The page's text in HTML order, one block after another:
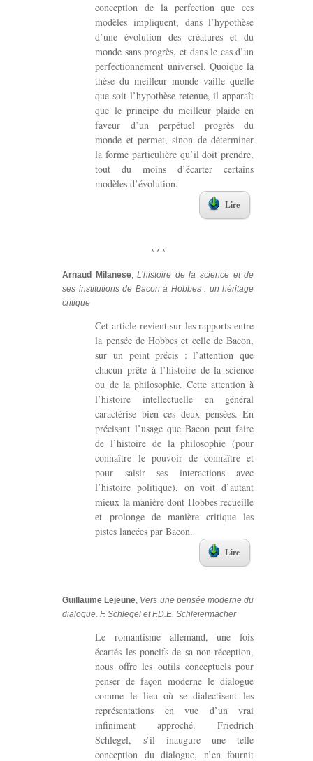
conception de la perfection que ces
modèles impliquent, dans l’hypothèse
d’une évolution des créatures et du
monde sans progrès, et dans le cas d’un
perfectionnement universel. Quoique la
thèse du meilleur monde vaille quelle
que soit l’hypothèse retenue, il apparaît
que le principe du meilleur plaide en
faveur d’un perpétuel progrès du
monde et permet, sinon de déterminer
la forme particulière qu’il doit prendre,
tout du moins d’écarter certains
modèles d’évolution.
Lire
* * *
Arnaud Milanese,L’histoire de la science et de
ses institutions de Bacon à Hobbes : un héritage
critique
Cet article revient sur les rapports entre
la pensée de Hobbes et celle de Bacon,
sur un point précis : l’attention que
chacun prête à l’histoire de la science
ou de la philosophie. Cette attention à
l’histoire intellectuelle en général
caractérise bien ces deux pensées. En
précisant l’usage que Bacon peut faire
de l’histoire de la philosophie (pour
connaître le pouvoir de connaître et
pour saisir ses interactions avec
l’histoire politique), on voit d’autant
mieux la manière dont Hobbes recueille
et prolonge de manière critique les
pistes lancées par Bacon.
Lire
Guillaume Lejeune, Vers une pensée moderne du
dialogue. F. Schlegel et F.D.E. Schleiermacher
Le romantisme allemand, une fois
écartés les poncifs de sa non-réception,
nous offre les outils conceptuels pour
penser de façon moderne le dialogue
comme le lieu où se dialectisent les
représentations en vue d’un vrai
infiniment approché. Friedrich
Schlegel, s’il inaugure une telle
conception du dialogue, n’en fournit